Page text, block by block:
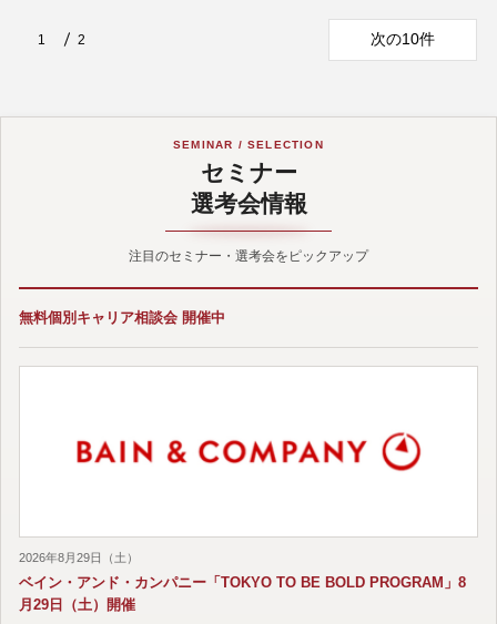
1 2 次の10件
SEMINAR / SELECTION
セミナー
選考会情報
注目のセミナー・選考会をピックアップ
無料個別キャリア相談会 開催中
2026年8月29日（土）
ベイン・アンド・カンパニー「TOKYO TO BE BOLD PROGRAM」8
月29日（土）開催